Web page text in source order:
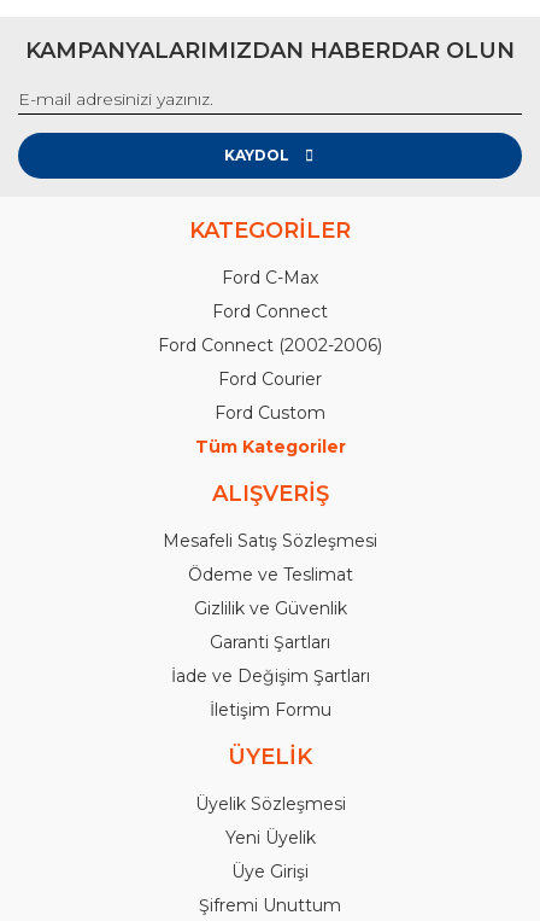
KAMPANYALARIMIZDAN HABERDAR OLUN
KAYDOL
KATEGORİLER
Ford C-Max
Ford Connect
Ford Connect (2002-2006)
Ford Courier
Ford Custom
Tüm Kategoriler
ALIŞVERİŞ
Mesafeli Satış Sözleşmesi
Ödeme ve Teslimat
Gizlilik ve Güvenlik
Garanti Şartları
İade ve Değişim Şartları
İletişim Formu
ÜYELİK
Üyelik Sözleşmesi
Yeni Üyelik
Üye Girişi
Şifremi Unuttum